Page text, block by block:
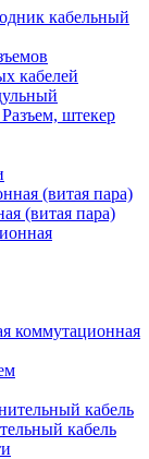
кабельный
кабелей
Разъем, штекер
(витая пара)
коммутационная
кабель